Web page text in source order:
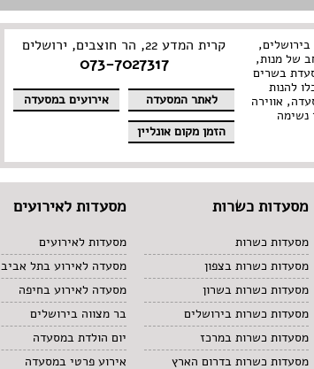
של מנות,
בשרים
להנות
אווירה
נשימה
קרית המדע 22, הר חוצבים, ירושלים
073-7027317
לאתר המסעדה
אירועים במסעדה
הזמן מקום אונליין
מסעדות כשרות
מסעדות כשרות
מסעדות כשרות בצפון
מסעדות כשרות בשרון
מסעדות כשרות בירושלים
מסעדות כשרות במרכז
מסעדות כשרות בדרום הארץ
מסעדות לאירועים
מסעדות לאירועים
מסעדה לאירוע בתל אביב
מסעדה לאירוע בחיפה
בר מצווה בירושלים
יום הולדת במסעדה
אירוע פרטי במסעדה